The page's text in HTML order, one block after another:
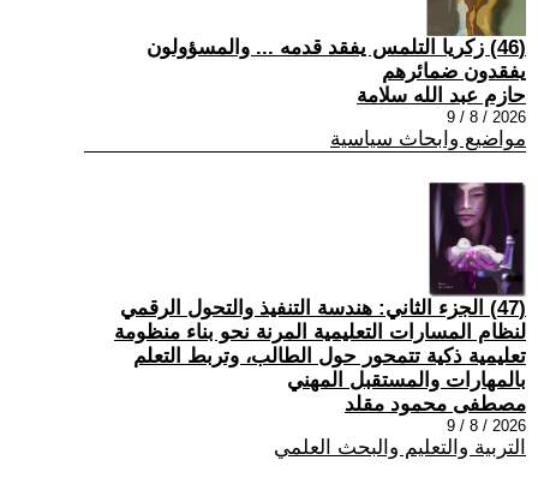
(46) زكريا التلمس يفقد قدمه ... والمسؤولون
يفقدون ضمائرهم
حازم عبد الله سلامة
2026 / 8 / 9
مواضيع وابحاث سياسية
(47) الجزء الثاني: هندسة التنفيذ والتحول الرقمي
لنظام المسارات التعليمية المرنة نحو بناء منظومة
تعليمية ذكية تتمحور حول الطالب، وتربط التعلم
بالمهارات والمستقبل المهني
مصطفى محمود مقلد
2026 / 8 / 9
التربية والتعليم والبحث العلمي